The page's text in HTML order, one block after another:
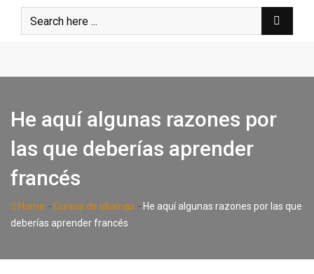
He aquí algunas razones por
las que deberías aprender
francés
Home -Cursos de idiomas - He aquí algunas razones por las que
deberías aprender francés